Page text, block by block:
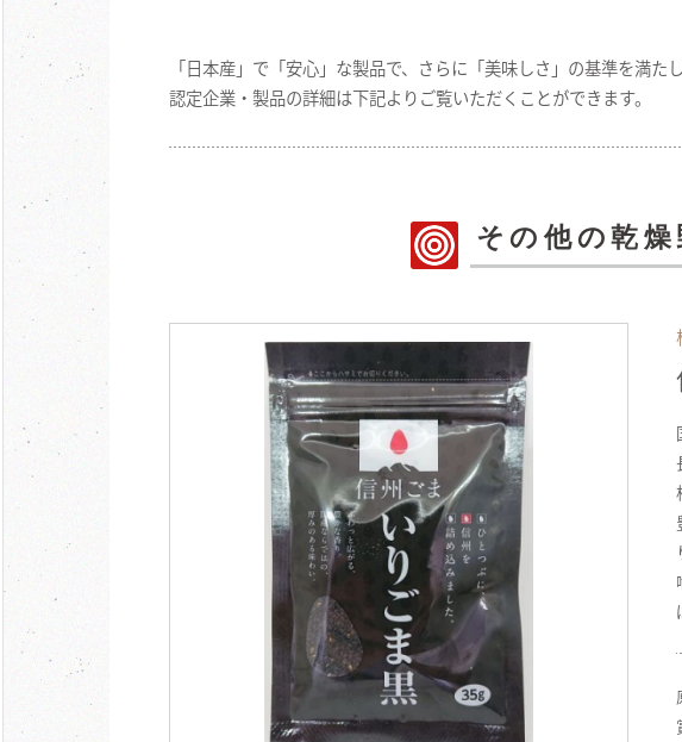
「日本産」で「安心」な製品で、さらに「美味しさ」の基準を満た
認定企業・製品の詳細は下記よりご覧いただくことができます。
その他の乾